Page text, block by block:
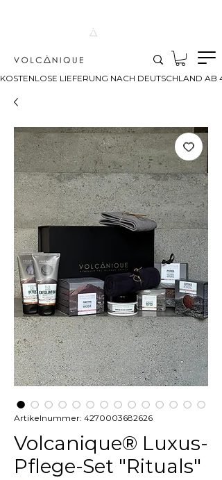
KOSTENLOSE LIEFERUNG NACH DEUTSCHLAND AB
Artikelnummer: 4270003682626
Volcanique® Luxus-
Pflege-Set "Rituals"